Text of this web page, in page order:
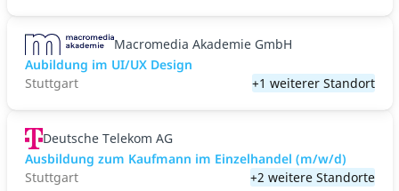
Macromedia Akademie GmbH
Aubildung im UI/UX Design
Stuttgart
+1 weiterer Standort
Deutsche Telekom AG
Ausbildung zum Kaufmann im Einzelhandel (m/w/d)
Stuttgart
+2 weitere Standorte